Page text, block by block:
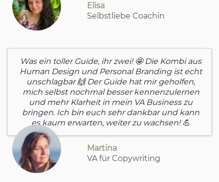
Elisa
Selbstliebe Coachin
Was ein toller Guide, ihr zwei! 🤩 Die Kombi aus
Human Design und Personal Branding ist echt
unschlagbar 🙌 Der Guide hat mir geholfen,
mich selbst nochmal besser kennenzulernen
und mehr Klarheit in mein VA Business zu
bringen. Ich bin euch sehr dankbar und kann
es kaum erwarten, weiter zu wachsen! 💪
Martina
VA für Copywriting